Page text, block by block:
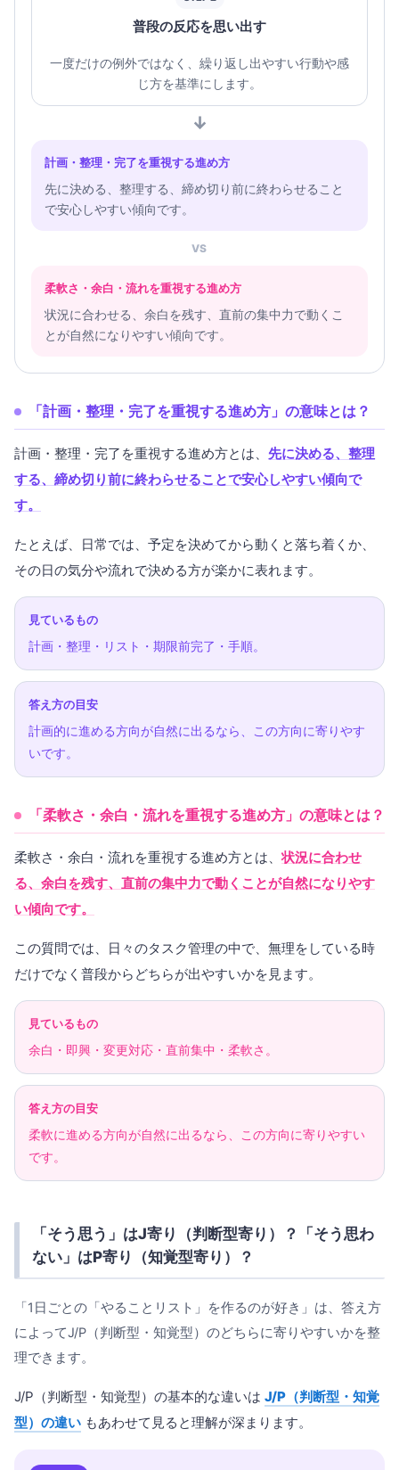
普段の反応を思い出す
一度だけの例外ではなく、繰り返し出やすい行動や感
じ方を基準にします。
↓
計画・整理・完了を重視する進め方
先に決める、整理する、締め切り前に終わらせること
で安心しやすい傾向です。
VS
柔軟さ・余白・流れを重視する進め方
状況に合わせる、余白を残す、直前の集中力で動くこ
とが自然になりやすい傾向です。
「計画・整理・完了を重視する進め方」の意味とは？
計画・整理・完了を重視する進め方とは、 先に決める、整理
する、締め切り前に終わらせることで安心しやすい傾向で
す。
たとえば、日常では、予定を決めてから動くと落ち着くか、
その日の気分や流れで決める方が楽かに表れます。
見ているもの
計画・整理・リスト・期限前完了・手順。
答え方の目安
計画的に進める方向が自然に出るなら、この方向に寄りやす
いです。
「柔軟さ・余白・流れを重視する進め方」の意味とは？
柔軟さ・余白・流れを重視する進め方とは、状況に合わせ
る、余白を残す、直前の集中力で動くことが自然になりやす
い傾向です。
この質問では、日々のタスク管理の中で、無理をしている時
だけでなく普段からどちらが出やすいかを見ます。
見ているもの
余白・即興・変更対応・直前集中・柔軟さ。
答え方の目安
柔軟に進める方向が自然に出るなら、この方向に寄りやすい
です。
「そう思う」はJ寄り（判断型寄り）？「そう思わ
ない」はP寄り（知覚型寄り）？
「1日ごとの「やることリスト」を作るのが好き」は、答え方
によってJ/P（判断型・知覚型）のどちらに寄りやすいかを整
理できます。
J/P（判断型・知覚型）の基本的な違いは J/P（判断型・知覚
型）の違い もあわせて見ると理解が深まります。